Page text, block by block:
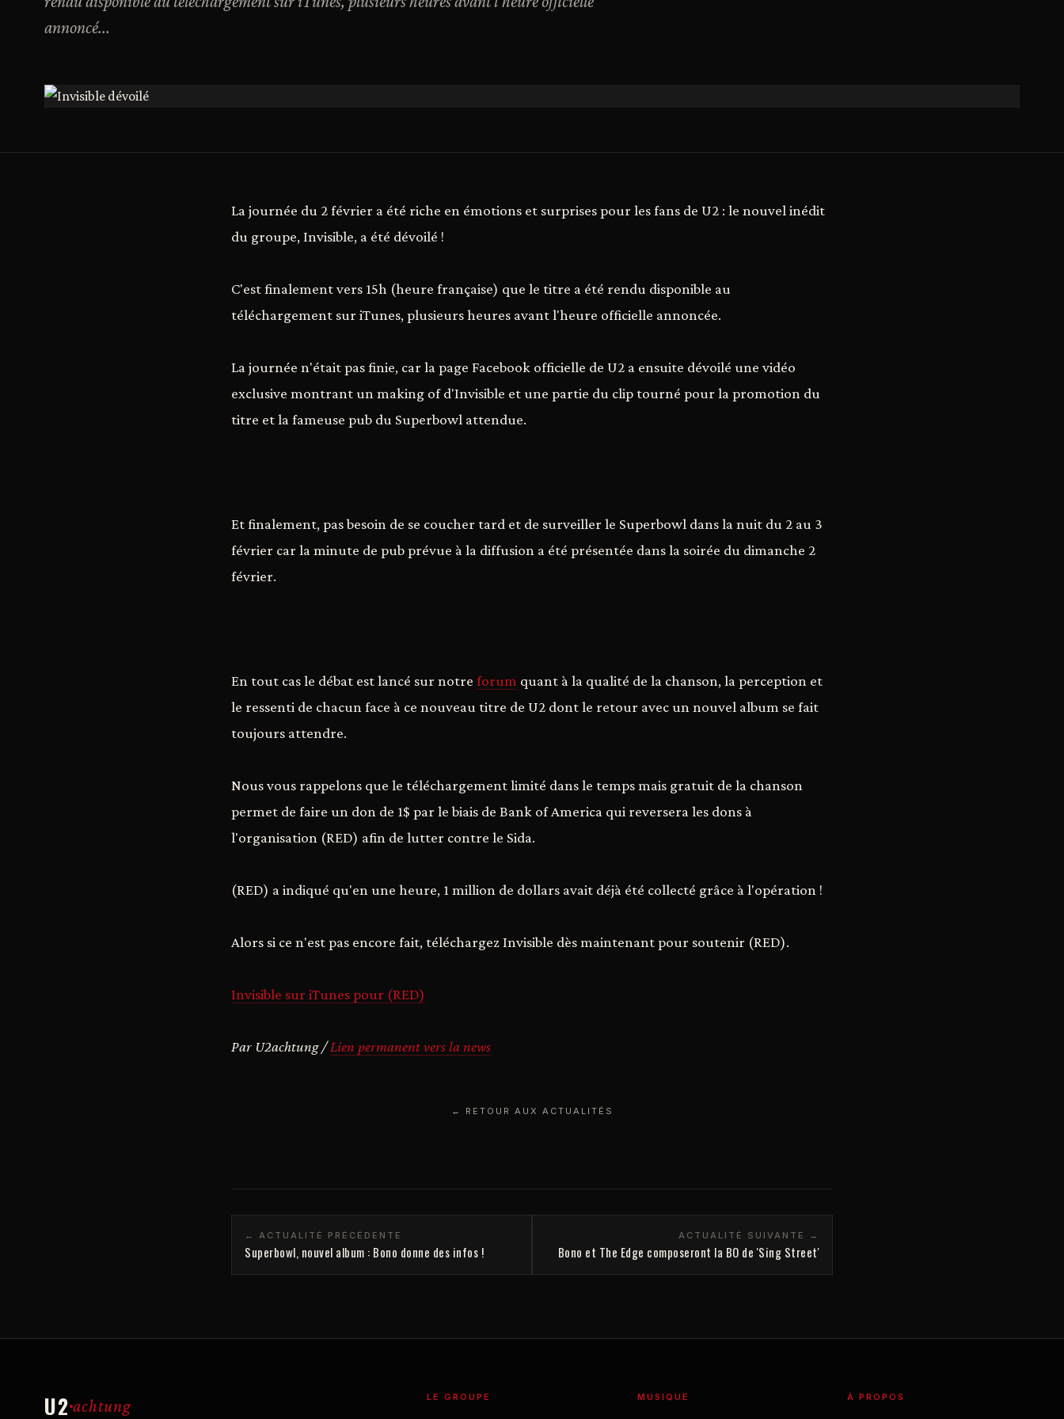
annoncé...
La journée du 2 février a été riche en émotions et surprises pour les fans de U2 : le nouvel inédit
du groupe, Invisible, a été dévoilé !
C'est finalement vers 15h (heure française) que le titre a été rendu disponible au
téléchargement sur iTunes, plusieurs heures avant l'heure officielle annoncée.
La journée n'était pas finie, car la page Facebook officielle de U2 a ensuite dévoilé une vidéo
exclusive montrant un making of d'Invisible et une partie du clip tourné pour la promotion du
titre et la fameuse pub du Superbowl attendue.
Et finalement, pas besoin de se coucher tard et de surveiller le Superbowl dans la nuit du 2 au 3
février car la minute de pub prévue à la diffusion a été présentée dans la soirée du dimanche 2
février.
En tout cas le débat est lancé sur notre forum quant à la qualité de la chanson, la perception et
le ressenti de chacun face à ce nouveau titre de U2 dont le retour avec un nouvel album se fait
toujours attendre.
Nous vous rappelons que le téléchargement limité dans le temps mais gratuit de la chanson
permet de faire un don de 1$ par le biais de Bank of America qui reversera les dons à
l'organisation (RED) afin de lutter contre le Sida.
(RED) a indiqué qu'en une heure, 1 million de dollars avait déjà été collecté grâce à l'opération !
Alors si ce n'est pas encore fait, téléchargez Invisible dès maintenant pour soutenir (RED).
Invisible sur iTunes pour (RED)
Par U2achtung /Lien permanent vers la news
← RETOUR AUX ACTUALITÉS
← ACTUALITÉ PRÉCÉDENTE
Superbowl, nouvel album : Bono donne des infos !
ACTUALITÉ SUIVANTE →
Bono et The Edge composeront la BO de 'Sing Street'
U2 achtung LE GROUPE MUSIQUE À PROPOS